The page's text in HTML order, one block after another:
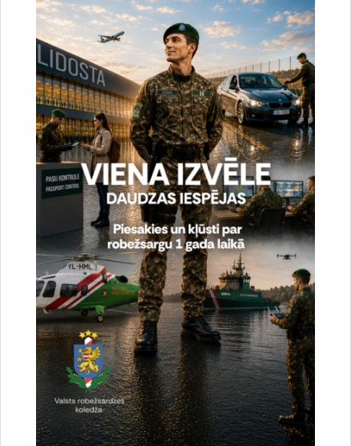
Jolanta Babiško
Valsts robežsardzes Galvenās pārvaldes Stratēģiskās attīstības
un sabiedrisko attiecību nodaļas vecākā speciāliste
67075617, mob.20364206
e-pasts:jolanta.babisko@rs.gov.lv
Saistītas tēmas
Aktualitātes: Statistika
Drukāt lapu
Dalīties